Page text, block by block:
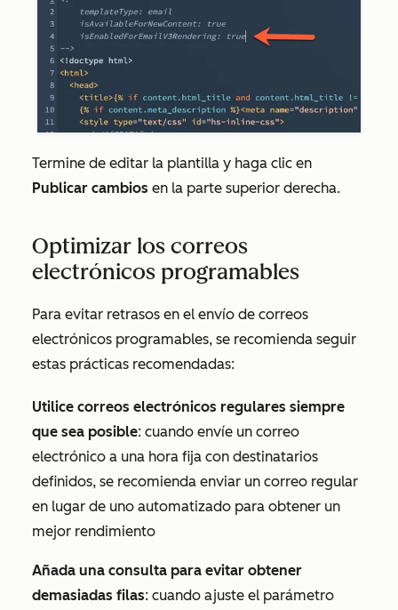
Termine de editar la plantilla y haga clic en
Publicar cambios en la parte superior derecha.
Optimizar los correos
electrónicos programables
Para evitar retrasos en el envío de correos
electrónicos programables, se recomienda seguir
estas prácticas recomendadas:
Utilice correos electrónicos regulares siempre
que sea posible: cuando envíe un correo
electrónico a una hora fija con destinatarios
definidos, se recomienda enviar un correo regular
en lugar de uno automatizado para obtener un
mejor rendimiento
Añada una consulta para evitar obtener
demasiadas filas: cuando ajuste el parámetro